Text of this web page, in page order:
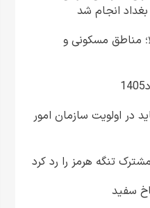
انجام شد
مناطق مسکونی و
در اولویت سازمان امور
تنگه هرمز را رد کرد
سفید